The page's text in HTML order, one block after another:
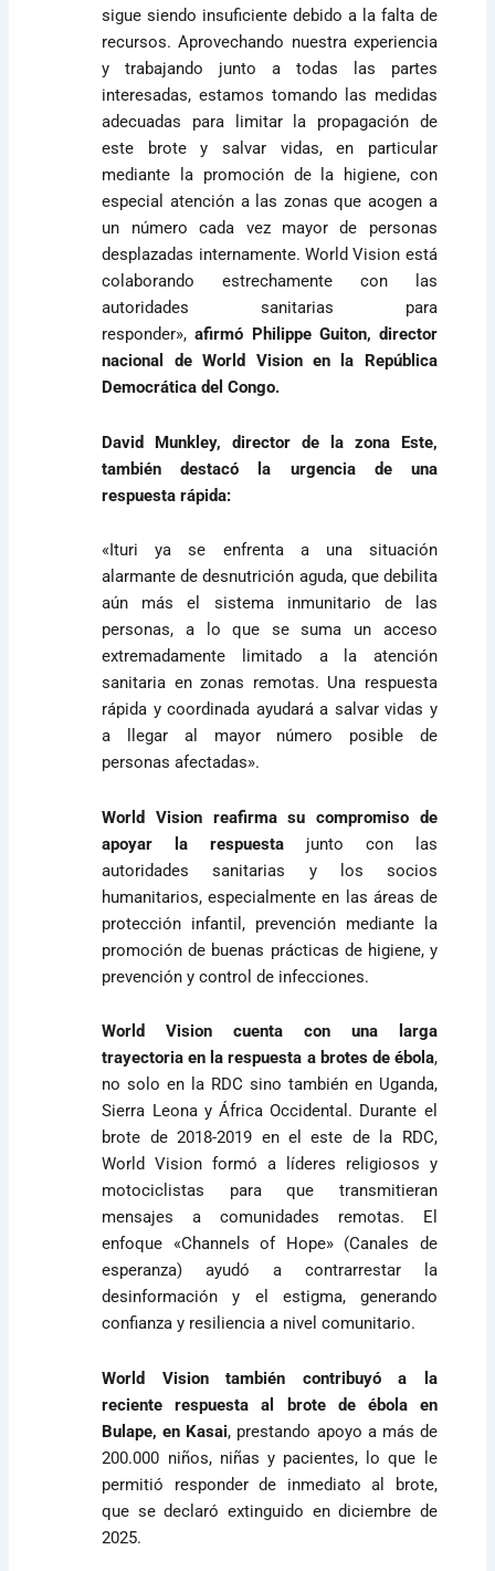
sigue siendo insuficiente debido a la falta de
recursos. Aprovechando nuestra experiencia
y trabajando junto a todas las partes
interesadas, estamos tomando las medidas
adecuadas para limitar la propagación de
este brote y salvar vidas, en particular
mediante la promoción de la higiene, con
especial atención a las zonas que acogen a
un número cada vez mayor de personas
desplazadas internamente. World Vision está
colaborando estrechamente con las
autoridades sanitarias para
responder»,afirmó Philippe Guiton, director
nacional de World Vision en la República
Democrática del Congo.
David Munkley, director de la zona Este,
también destacó la urgencia de una
respuesta rápida:
«Ituri ya se enfrenta a una situación
alarmante de desnutrición aguda, que debilita
aún más el sistema inmunitario de las
personas, a lo que se suma un acceso
extremadamente limitado a la atención
sanitaria en zonas remotas. Una respuesta
rápida y coordinada ayudará a salvar vidas y
a llegar al mayor número posible de
personas afectadas».
World Vision reafirma su compromiso de
apoyar la respuesta junto con las
autoridades sanitarias y los socios
humanitarios, especialmente en las áreas de
protección infantil, prevención mediante la
promoción de buenas prácticas de higiene, y
prevención y control de infecciones.
World Vision cuenta con una larga
trayectoria en la respuesta a brotes de ébola,
no solo en la RDC sino también en Uganda,
Sierra Leona y África Occidental. Durante el
brote de 2018-2019 en el este de la RDC,
World Vision formó a líderes religiosos y
motociclistas para que transmitieran
mensajes a comunidades remotas. El
enfoque «Channels of Hope» (Canales de
esperanza) ayudó a contrarrestar la
desinformación y el estigma, generando
confianza y resiliencia a nivel comunitario.
World Vision también contribuyó a la
reciente respuesta al brote de ébola en
Bulape, en Kasai, prestando apoyo a más de
200.000 niños, niñas y pacientes, lo que le
permitió responder de inmediato al brote,
que se declaró extinguido en diciembre de
2025.